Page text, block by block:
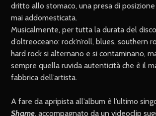
dritto allo stomaco, una presa di
mai addomesticata.
Musicalmente, per tutta la durata del
d’oltreoceano: rock’n’roll, blues, southern
hard rock si alternano e si contaminano,
sempre quella ruvida autenticità che è il
fabbrica dell’artista.
A fare da apripista all’album è l’ultimo
Shame, accompagnato da un videoclip